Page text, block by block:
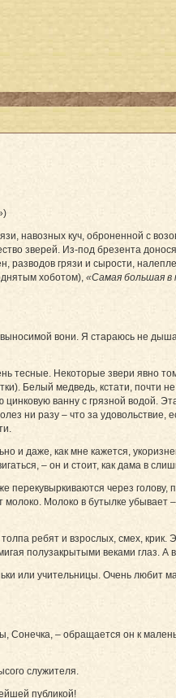
навозных куч, оброненной с
зверей. Из-под брезента
разводов грязи и сырости,
хоботом), «Самая большая в
вони. Я стараюсь не
тесные. Некоторые звери явно
Белый медведь, кстати, почти
ванну с грязной водой.
ни разу – что за
и даже, как мне кажется,
– он и стоит, как дама в
через голову,
Молоко в бутылке убывает
ребят и взрослых, смех, крик.
полузакрытыми веками глаз. А
или учительницы. Очень любит
– обращается он к
служителя.
публикой!